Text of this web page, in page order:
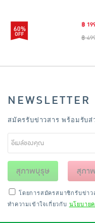
60%
฿
฿
NEWSLETTER
สมัครรับข่าวสาร พร้อมรับส่
สุภาพบุรุษ สุภา
โดยการสมัครสมาชิกรับข่าว
ทำความเข้าใจเกี่ยวกับ นโยบาย